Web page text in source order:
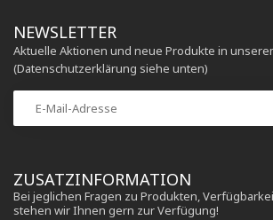
ZUSATZINFORMATION
Bei jeglichen Fragen zu Produkten,
stehen wir Ihnen gern zur Verfügung!
NEWSLETTER
Aktuelle Aktionen und neue Produkte in
(Datenschutzerklärung siehe unten)